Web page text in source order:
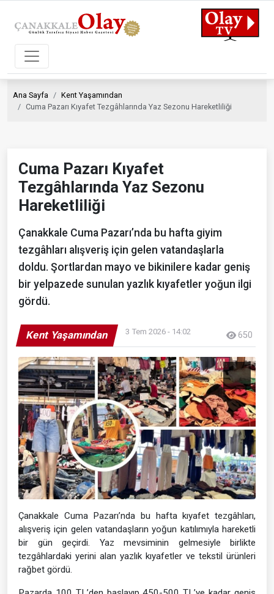
Ana Sayfa
Kent Yaşamından
Cuma Pazarı Kıyafet Tezgâhlarında Yaz Sezonu Hareketliliği
Cuma Pazarı Kıyafet
Tezgâhlarında Yaz Sezonu
Hareketliliği
Çanakkale Cuma Pazarı’nda bu hafta giyim
tezgâhları alışveriş için gelen vatandaşlarla
doldu. Şortlardan mayo ve bikinilere kadar geniş
bir yelpazede sunulan yazlık kıyafetler yoğun ilgi
gördü.
Kent Yaşamından 3 Tem 2026 - 14:02 650
Çanakkale Cuma Pazarı’nda bu hafta kıyafet tezgâhları,
alışveriş için gelen vatandaşların yoğun katılımıyla hareketli
bir gün geçirdi. Yaz mevsiminin gelmesiyle birlikte
tezgâhlardaki yerini alan yazlık kıyafetler ve tekstil ürünleri
rağbet gördü.